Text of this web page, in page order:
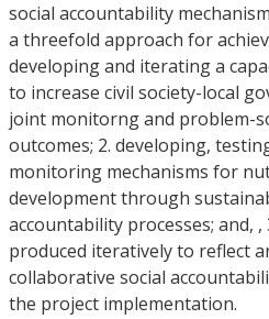
social accountability
a threefold approach for
developing and iterating a
to increase civil society-local
joint monitorng and problem-
outcomes; 2. developing,
monitoring mechanisms for
development through
accountability processes; and,
produced iteratively to reflect
collaborative social
the project implementation.